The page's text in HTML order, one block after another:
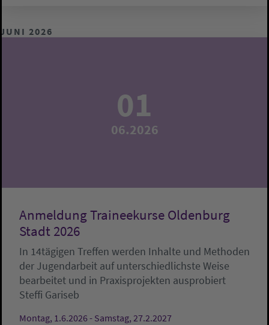
JUNI 2026
01
06.2026
Anmeldung Traineekurse Oldenburg
Stadt 2026
In 14tägigen Treffen werden Inhalte und Methoden
der Jugendarbeit auf unterschiedlichste Weise
bearbeitet und in Praxisprojekten ausprobiert
Steffi Gariseb
Montag, 1.6.2026 - Samstag, 27.2.2027